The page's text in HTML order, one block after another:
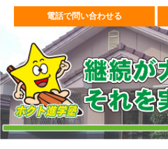
電話で問い合わせる